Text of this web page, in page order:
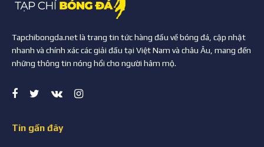
Tapchibongda.net là trang tin tức hàng đầu về bóng đá, cập nhật
nhanh và chính xác các giải đấu tại Việt Nam và châu Âu, mang đến
những thông tin nóng hổi cho người hâm mộ.
Tin gần đây